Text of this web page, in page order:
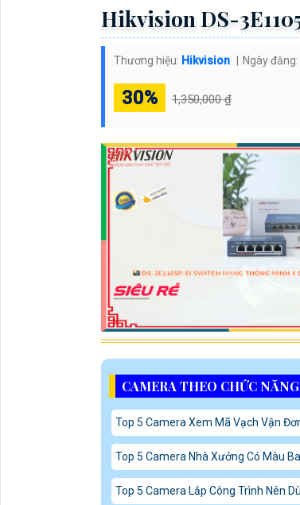
Hikvision DS-
Thương hiệu: Hikvision Ngày đăng:
30% 1,350,000 ₫
CAMERA THEO CHỨC NĂNG
Top 5 Camera Xem Mã Vạch Vận
Top 5 Camera Nhà Xưởng Có Màu
Top 5 Camera Lắp Công Trình Nên